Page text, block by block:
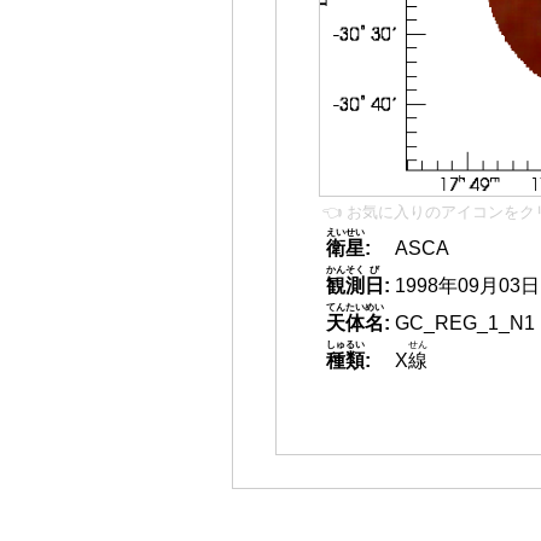
👈 お気に入りのアイコンをク
衛星
えいせい
:
ASCA
観測
かんそく
日
び
: 1998年09月03日
天体名
てんたいめい
: GC_REG_1_N1
種類
しゅるい
: X線
せん